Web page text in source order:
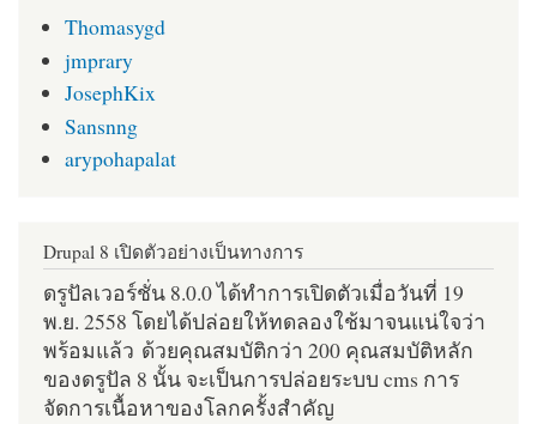
Thomasygd
jmprary
JosephKix
Sansnng
arypohapalat
Drupal 8 เปิดตัวอย่างเป็นทางการ
ดรูปัลเวอร์ชั่น 8.0.0 ได้ทำการเปิดตัวเมื่อวันที่ 19
พ.ย. 2558 โดยได้ปล่อยให้ทดลองใช้มาจนแน่ใจว่า
พร้อมแล้ว ด้วยคุณสมบัติกว่า 200 คุณสมบัติหลัก
ของดรูปัล 8 นั้น จะเป็นการปล่อยระบบ cms การ
จัดการเนื้อหาของโลกครั้งสำคัญ